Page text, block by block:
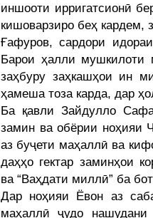
иншооти ирригатсионӣ
кишоварзиро беҳ кардем,
Ғафуров, сардори
Барои ҳалли мушкилоти
заҳбуру заҳкашҳои ин
ҳамеша тоза карда, дар
Ба қавли Зайдулло
замин ва обёрии ноҳияи
аз буҷети маҳаллӣ ва
даҳҳо гектар заминҳои
ва “Ваҳдати миллӣ” ба
Дар ноҳияи Ёвон аз
маҳаллӣ ҷудо нашудани